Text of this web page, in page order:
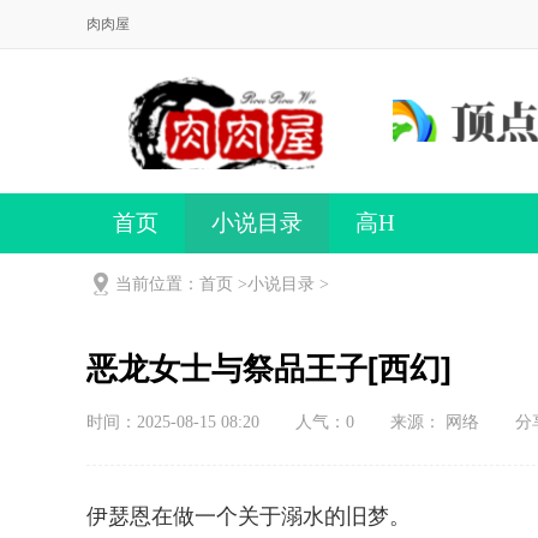
肉肉屋
首页 小说目录 高H
当前位置：首页 >小说目录 >
恶龙女士与祭品王子[西幻]
时间：2025-08-15 08:20 人气： 0 来源： 网络 分
伊瑟恩在做一个关于溺水的旧梦。